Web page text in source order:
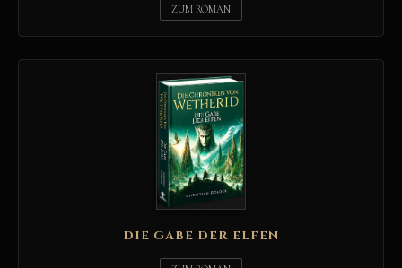
ZUM ROMAN
DIE GABE DER ELFEN